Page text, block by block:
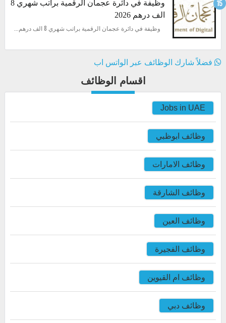
وظيفة في دائرة عجمان الرقمية براتب شهري 8
الف درهم 2026
وظيفة في دائرة عجمان الرقمية براتب شهري 8 الف درهم...
فضلاً شارك الوظائف عبر الواتس اب
اقسام الوظائف
Jobs in UAE
وظائف ابوظبي
وظائف الامارات
وظائف الشارقة
وظائف العين
وظائف الفجيرة
وظائف ام القيوين
وظائف دبي